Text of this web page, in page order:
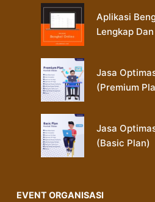
Aplikasi
Lengkap
Jasa
(Premium
Jasa
(Basic Plan)
EVENT ORGANISASI